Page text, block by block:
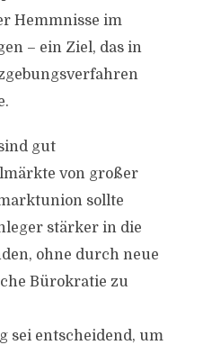
Hemmnisse im
– ein Ziel, das in
gut
von großer
sollte
stärker in die
ohne durch neue
Bürokratie zu
sei entscheidend, um